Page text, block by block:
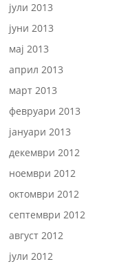
јули 2013
јуни 2013
мај 2013
април 2013
март 2013
февруари 2013
јануари 2013
декември 2012
ноември 2012
октомври 2012
септември 2012
август 2012
јули 2012